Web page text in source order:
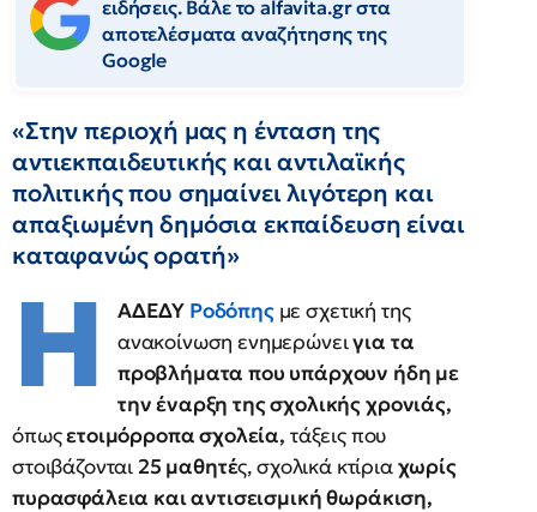
ειδήσεις. Βάλε το alfavita.gr στα
αποτελέσματα αναζήτησης της
Google
«Στην περιοχή μας η ένταση της
αντιεκπαιδευτικής και αντιλαϊκής
πολιτικής που σημαίνει λιγότερη και
απαξιωμένη δημόσια εκπαίδευση είναι
καταφανώς ορατή»
Η ΑΔΕΔΥ Ροδόπης με σχετική της
ανακοίνωση ενημερώνειγια τα
προβλήματα που υπάρχουν ήδη με
την έναρξη της σχολικής χρονιάς,
όπωςετοιμόρροπα σχολεία, τάξεις που
στοιβάζονται 25 μαθητές, σχολικά κτίριαχωρίς
πυρασφάλεια και αντισεισμική θωράκιση,